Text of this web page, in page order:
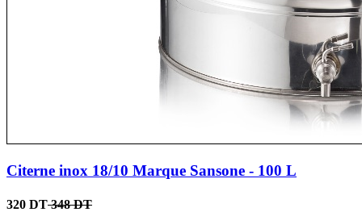
Citerne inox 18/10 Marque Sansone - 100 L
320 DT348 DT